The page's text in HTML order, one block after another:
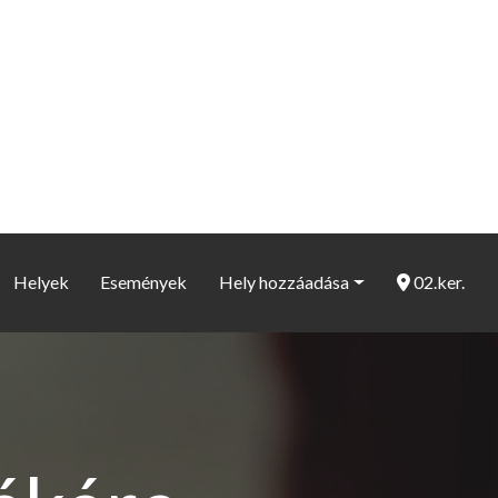
Helyek Események Hely hozzáadása 02.ker.